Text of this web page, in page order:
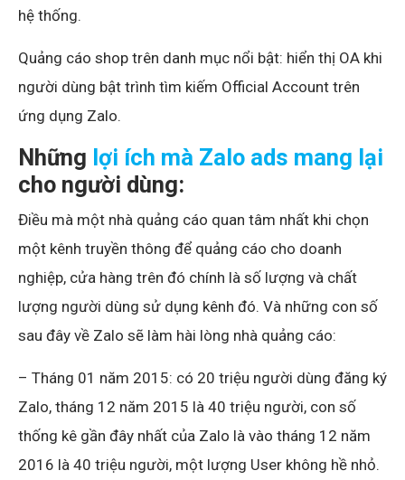
hệ thống.
Quảng cáo shop trên danh mục nổi bật: hiển thị OA khi
người dùng bật trình tìm kiếm Official Account trên
ứng dụng Zalo.
Những lợi ích mà Zalo ads mang lại
cho người dùng:
Điều mà một nhà quảng cáo quan tâm nhất khi chọn
một kênh truyền thông để quảng cáo cho doanh
nghiệp, cửa hàng trên đó chính là số lượng và chất
lượng người dùng sử dụng kênh đó. Và những con số
sau đây về Zalo sẽ làm hài lòng nhà quảng cáo:
– Tháng 01 năm 2015: có 20 triệu người dùng đăng ký
Zalo, tháng 12 năm 2015 là 40 triệu người, con số
thống kê gần đây nhất của Zalo là vào tháng 12 năm
2016 là 40 triệu người, một lượng User không hề nhỏ.